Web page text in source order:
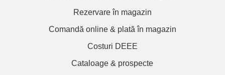
Rezervare în magazin
Comandă online & plată în magazin
Costuri DEEE
Cataloage & prospecte